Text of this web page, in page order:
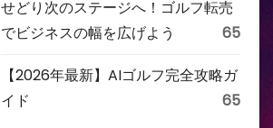
せどり次のステージへ！ゴルフ転売
でビジネスの幅を広げよう
65
【2026年最新】AIゴルフ完全攻略ガ
イド
65